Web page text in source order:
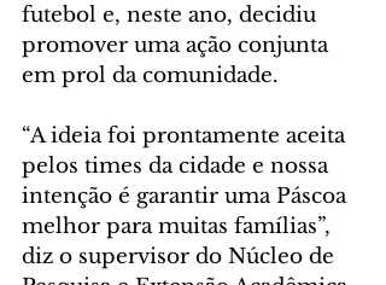
futebol e, neste ano, decidiu
promover uma ação conjunta
em prol da comunidade.
“A ideia foi prontamente aceita
pelos times da cidade e nossa
intenção é garantir uma Páscoa
melhor para muitas famílias”,
diz o supervisor do Núcleo de